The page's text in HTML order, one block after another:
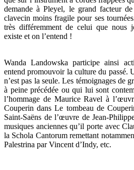
demande à Pleyel, le grand facteur
clavecin moins fragile pour ses
très différemment de celui que nous
existe et on l’entend !
Wanda Landowska participe ainsi
entend promouvoir la culture du passé.
n’est pas la seule. Les témoignages de
à peine précédée ou qui lui sont
l’hommage de Maurice Ravel à
Couperin dans Le tombeau de
Saint-Saëns de l’œuvre de Jean-
musiques anciennes qu’il porte avec
la Schola Cantorum remettant
Palestrina par Vincent d’Indy, etc.